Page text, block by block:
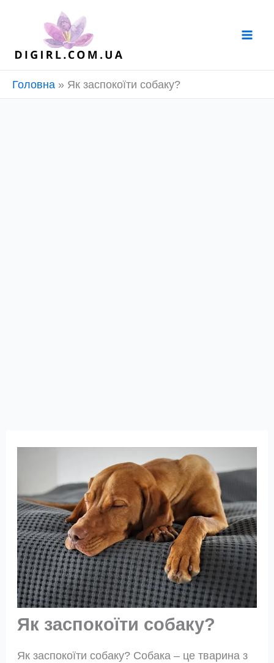
Головна » Як заспокоїти собаку?
Як заспокоїти собаку?
Як заспокоїти собаку? Собака – це тварина з